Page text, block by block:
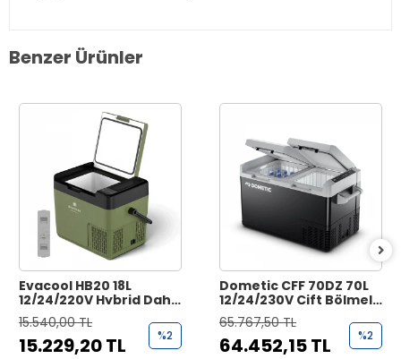
Benzer Ürünler
Evacool HB20 18L
12/24/220V Hybrid Dahili
Bataryalı Kompresörlü
Portatif Buzdolabı
15.540,00 TL
15.229,20 TL %2
Dometic CFF 70DZ 70L
12/24/230V Çift Bölmeli
Kompresörlü
Taşınabilir Buzdolabı
65.767,50 TL
64.452,15 TL %2